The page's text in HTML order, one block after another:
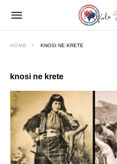
HOME KNOSI NE KRETE
knosi ne krete